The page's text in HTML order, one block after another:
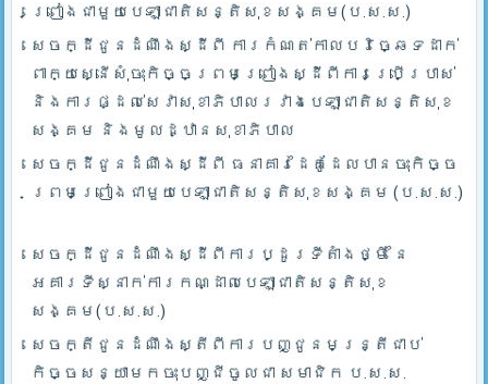
ព្រៀងជាមួយបេឡាជាតិសន្តិសុខសង្គម(ប.ស.ស.)
សេចក្ដីជូនដំណឹងស្ដីពី ការកំណត់កាលបរិច្ឆេទដាក់
ពាក្យស្នើសុំចុះកិច្ចព្រមព្រៀងស្ដីពីការប្រើប្រាស់
និងការផ្ដល់សេវាសុខាភិបាលរវាងបេឡាជាតិសន្តិសុខ
សង្គម និងមូលដ្ឋានសុខាភិបាល
សេចក្ដីជូនដំណឹងស្ដីពី ធនាគារដៃគូដែលបានចុះកិច្ច
ព្រមព្រៀងជាមួយបេឡាជាតិសន្តិសុខសង្គម (ប.ស.ស.)
សេចក្ដីជូនដំណឹងស្ដីពីការប្ដូរទីតាំងថ្មី នៃ
អគារទីស្នាក់ការកណ្ដាលបេឡាជាតិសន្តិសុខ
សង្គម(ប.ស.ស.)
សេចក្តីជូនដំណឹងស្តីពីការបញ្ជូនមន្រ្តីជាប់
កិច្ចសន្យាមកចុះបញ្ជីចូលជា សមាជិក ប.ស.ស.